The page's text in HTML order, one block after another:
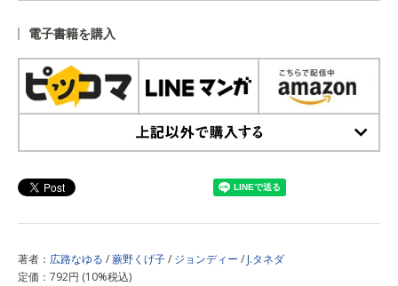
電子書籍を購入
著者： 広路なゆる /蕨野くげ子/ ジョンディー /J.タネダ
定価：792円 (10%税込)